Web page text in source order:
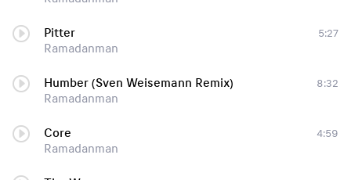
Pitter
Ramadanman
5:27
Humber (Sven Weisemann Remix)
Ramadanman
8:32
Core
Ramadanman
4:59